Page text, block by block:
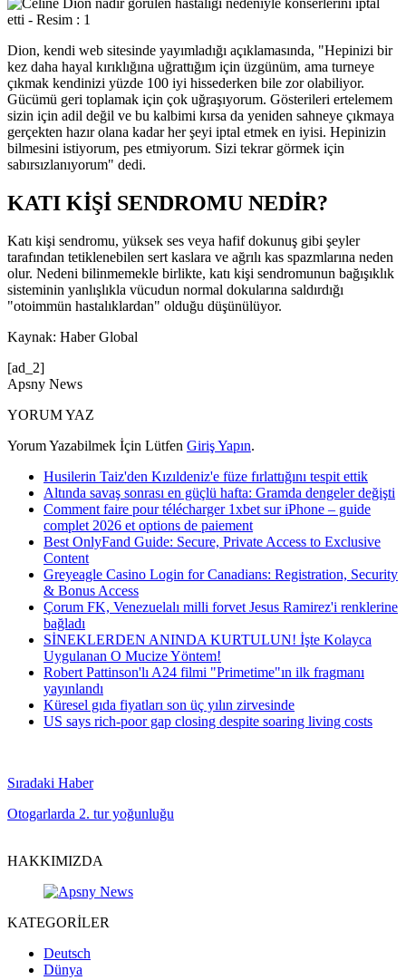
Dion, kendi web sitesinde yayımladığı açıklamasında, "Hepinizi bir
kez daha hayal kırıklığına uğrattığım için üzgünüm, ama turneye
çıkmak kendinizi yüzde 100 iyi hissederken bile zor olabiliyor.
Gücümü geri toplamak için çok uğraşıyorum. Gösterileri ertelemem
sizin için adil değil ve bu kalbimi kırsa da yeniden sahneye çıkmaya
gerçekten hazır olana kadar her şeyi iptal etmek en iyisi. Hepinizin
bilmesini istiyorum, pes etmiyorum. Sizi tekrar görmek için
sabırsızlanıyorum" dedi.
KATI KİŞİ SENDROMU NEDİR?
Katı kişi sendromu, yüksek ses veya hafif dokunuş gibi şeyler
tarafından tetiklenebilen sert kaslara ve ağrılı kas spazmlarına neden
olur. Nedeni bilinmemekle birlikte, katı kişi sendromunun bağışıklık
sisteminin yanlışlıkla vücudun normal dokularına saldırdığı
"otoimmün hastalıklardan" olduğu düşünülüyor.
Kaynak: Haber Global
[ad_2]
Apsny News
YORUM YAZ
Yorum Yazabilmek İçin Lütfen Giriş Yapın.
Husilerin Taiz'den Kızıldeniz'e füze fırlattığını tespit ettik
Altında savaş sonrası en güçlü hafta: Gramda dengeler değişti
Comment faire pour télécharger 1xbet sur iPhone – guide
complet 2026 et options de paiement
Best OnlyFand Guide: Secure, Private Access to Exclusive
Content
Greyeagle Casino Login for Canadians: Registration, Security
& Bonus Access
Çorum FK, Venezuelalı milli forvet Jesus Ramirez'i renklerine
bağladı
SİNEKLERDEN ANINDA KURTULUN! İşte Kolayca
Uygulanan O Mucize Yöntem!
Robert Pattinson'lı A24 filmi "Primetime"ın ilk fragmanı
yayınlandı
Küresel gıda fiyatları son üç yılın zirvesinde
US says rich-poor gap closing despite soaring living costs
Sıradaki Haber
Otogarlarda 2. tur yoğunluğu
HAKKIMIZDA
KATEGORİLER
Deutsch
Dünya